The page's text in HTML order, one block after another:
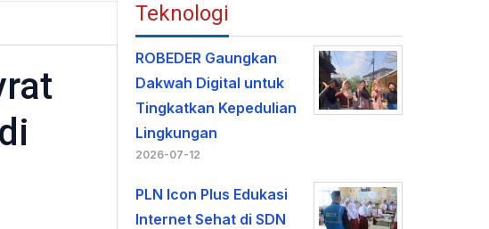
Teknologi
ROBEDER Gaungkan
Dakwah Digital untuk
Tingkatkan Kepedulian
Lingkungan
2026-07-12
PLN Icon Plus Edukasi
Internet Sehat di SDN